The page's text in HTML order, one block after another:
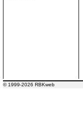
© 1999-2026 RBKweb